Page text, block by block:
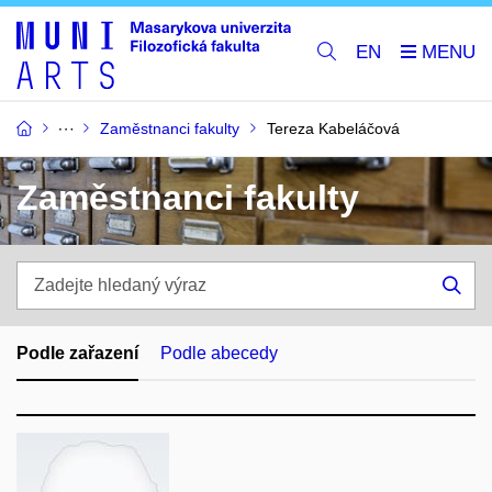
EN
Zaměstnanci fakulty Tereza Kabeláčová
Zaměstnanci fakulty
hledaný
výraz
Podle zařazení Podle abecedy